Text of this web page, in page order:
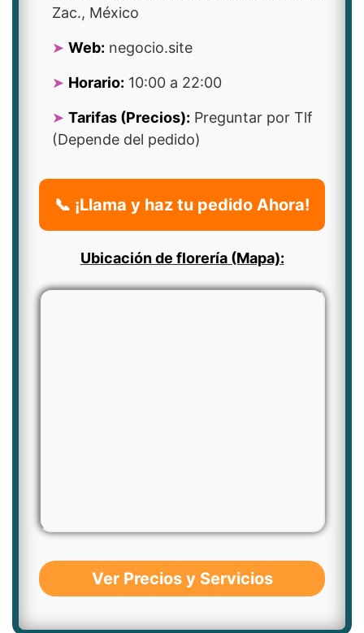
Zac., México
Web: negocio.site
Horario: 10:00 a 22:00
Tarifas (Precios): Preguntar por Tlf
(Depende del pedido)
📞 ¡Llama y haz tu pedido Ahora!
Ubicación de florería (Mapa):
Ver Precios y Servicios